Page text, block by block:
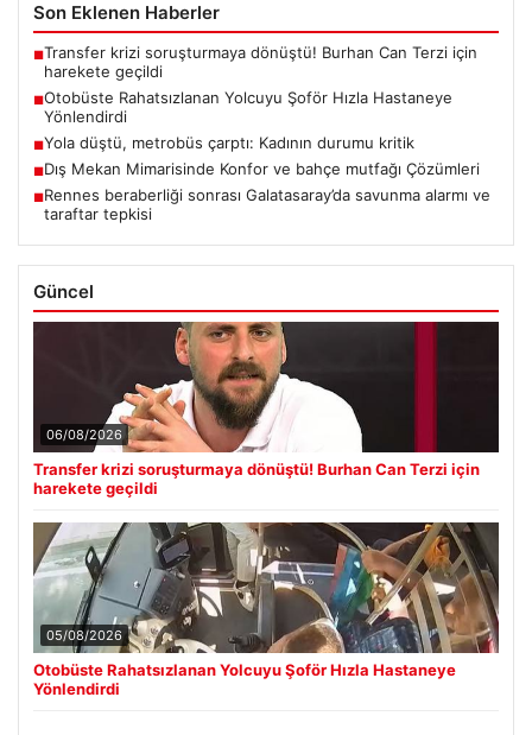
Son Eklenen Haberler
■Transfer krizi soruşturmaya dönüştü! Burhan Can Terzi için
harekete geçildi
■Otobüste Rahatsızlanan Yolcuyu Şoför Hızla Hastaneye
Yönlendirdi
■Yola düştü, metrobüs çarptı: Kadının durumu kritik
■Dış Mekan Mimarisinde Konfor ve bahçe mutfağı Çözümleri
■Rennes beraberliği sonrası Galatasaray’da savunma alarmı ve
taraftar tepkisi
Güncel
06/08/2026
Transfer krizi soruşturmaya dönüştü! Burhan Can Terzi için
harekete geçildi
05/08/2026
Otobüste Rahatsızlanan Yolcuyu Şoför Hızla Hastaneye
Yönlendirdi